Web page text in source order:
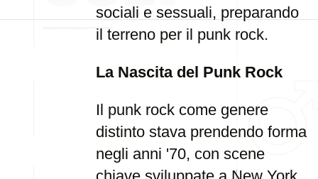
sociali e sessuali, preparando
il terreno per il punk rock.
La Nascita del Punk Rock
Il punk rock come genere
distinto stava prendendo forma
negli anni '70, con scene